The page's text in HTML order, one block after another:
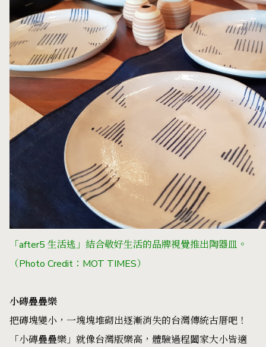
「after5 生活逃」結合敬好生活的品牌視覺推出陶器皿。
（Photo Credit：MOT TIMES）
小磚疊疊樂
把磚塊變小，一塊塊堆砌出逐漸消失的台灣傳統古厝吧！
「小磚疊疊樂」就像台灣版樂高，體驗過程闔家大小皆適